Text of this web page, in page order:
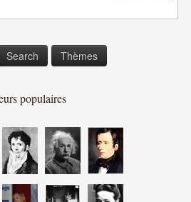
Search Thèmes
populaires